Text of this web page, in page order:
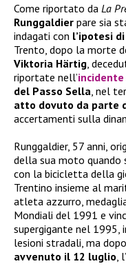
Come riportato da La
Runggaldier pare sia
indagati con l’ipotesi
Trento, dopo la morte
Viktoria Härtig ,
riportate nell’incidente
del Passo Sella , nel
atto dovuto da parte
accertamenti sulla
Runggaldier, 57 anni,
della sua moto quando
con la bicicletta della
Trentino insieme al
atleta azzurro,
Mondiali del 1991 e
supergigante nel 1995,
lesioni stradali, ma
avvenuto il 12 luglio